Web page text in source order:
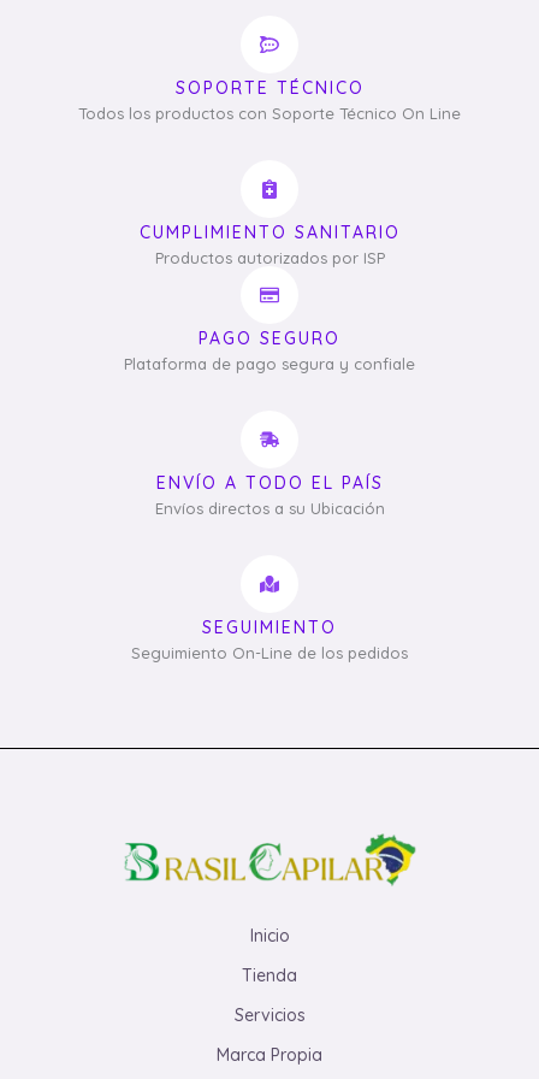
SOPORTE TÉCNICO
Todos los productos con Soporte Técnico On Line
CUMPLIMIENTO SANITARIO
Productos autorizados por ISP
PAGO SEGURO
Plataforma de pago segura y confiale
ENVÍO A TODO EL PAÍS
Envíos directos a su Ubicación
SEGUIMIENTO
Seguimiento On-Line de los pedidos
Inicio
Tienda
Servicios
Marca Propia